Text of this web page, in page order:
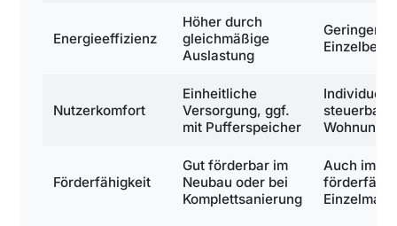
Energieeffizienz
Höher durch
gleichmäßige
Auslastung
Geringer
Nutzerkomfort
Einheitliche
Versorgung, ggf.
mit Pufferspeicher
Individuell
steuerbar
Wohnung
Förderfähigkeit
Gut förderbar im
Neubau oder bei
Komplettsanierung
Auch im